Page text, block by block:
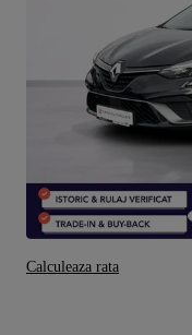
Calculeaza rata